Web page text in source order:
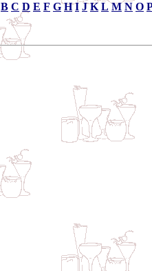
B C D E F G H I J K L M N O